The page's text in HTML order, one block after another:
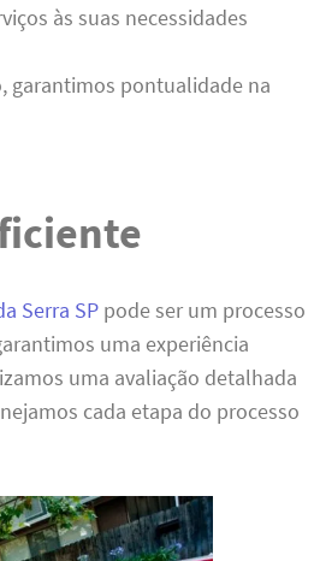
às suas necessidades
garantimos pontualidade na
Serra SP pode ser um processo
uma experiência
uma avaliação detalhada
cada etapa do processo